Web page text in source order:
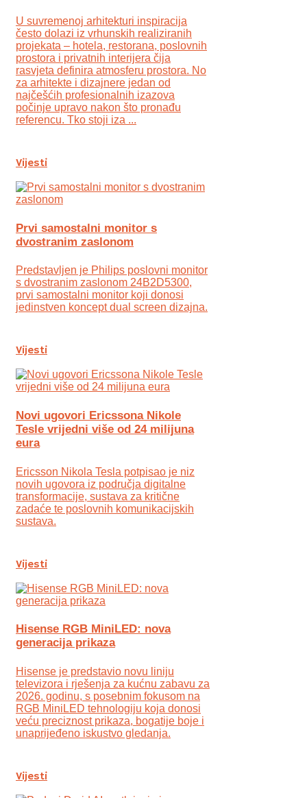
U suvremenoj arhitekturi inspiracija
često dolazi iz vrhunskih realiziranih
projekata – hotela, restorana, poslovnih
prostora i privatnih interijera čija
rasvjeta definira atmosferu prostora. No
za arhitekte i dizajnere jedan od
najčešćih profesionalnih izazova
počinje upravo nakon što pronađu
referencu. Tko stoji iza ...
Vijesti
Prvi samostalni monitor s
dvostranim zaslonom
Predstavljen je Philips poslovni monitor
s dvostranim zaslonom 24B2D5300,
prvi samostalni monitor koji donosi
jedinstven koncept dual screen dizajna.
Vijesti
Novi ugovori Ericssona Nikole
Tesle vrijedni više od 24 milijuna
eura
Ericsson Nikola Tesla potpisao je niz
novih ugovora iz područja digitalne
transformacije, sustava za kritične
zadaće te poslovnih komunikacijskih
sustava.
Vijesti
Hisense RGB MiniLED: nova
generacija prikaza
Hisense je predstavio novu liniju
televizora i rješenja za kućnu zabavu za
2026. godinu, s posebnim fokusom na
RGB MiniLED tehnologiju koja donosi
veću preciznost prikaza, bogatije boje i
unaprijeđeno iskustvo gledanja.
Vijesti